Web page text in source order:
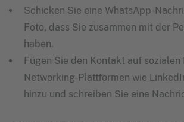
Schicken Sie eine WhatsApp-
Foto, dass Sie zusammen mit der
haben.
Fügen Sie den Kontakt auf sozialen
Networking-Plattformen wie
hinzu und schreiben Sie eine